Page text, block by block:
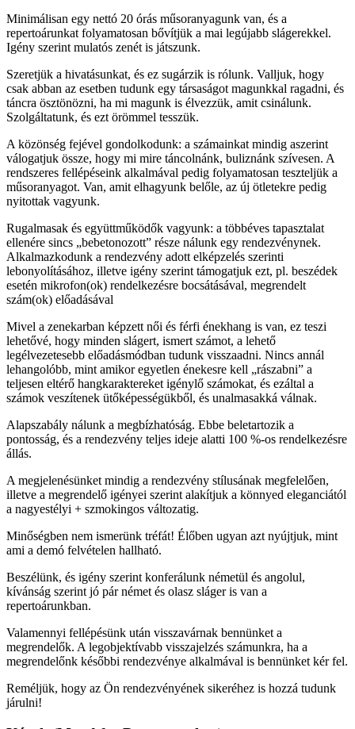
Minimálisan egy nettó 20 órás műsoranyagunk van, és a
repertoárunkat folyamatosan bővítjük a mai legújabb slágerekkel.
Igény szerint mulatós zenét is játszunk.
Szeretjük a hivatásunkat, és ez sugárzik is rólunk. Valljuk, hogy
csak abban az esetben tudunk egy társaságot magunkkal ragadni, és
táncra ösztönözni, ha mi magunk is élvezzük, amit csinálunk.
Szolgáltatunk, és ezt örömmel tesszük.
A közönség fejével gondolkodunk: a számainkat mindig aszerint
válogatjuk össze, hogy mi mire táncolnánk, buliznánk szívesen. A
rendszeres fellépéseink alkalmával pedig folyamatosan teszteljük a
műsoranyagot. Van, amit elhagyunk belőle, az új ötletekre pedig
nyitottak vagyunk.
Rugalmasak és együttműködők vagyunk: a többéves tapasztalat
ellenére sincs „bebetonozott” része nálunk egy rendezvénynek.
Alkalmazkodunk a rendezvény adott elképzelés szerinti
lebonyolításához, illetve igény szerint támogatjuk ezt, pl. beszédek
esetén mikrofon(ok) rendelkezésre bocsátásával, megrendelt
szám(ok) előadásával
Mivel a zenekarban képzett női és férfi énekhang is van, ez teszi
lehetővé, hogy minden slágert, ismert számot, a lehető
legélvezetesebb előadásmódban tudunk visszaadni. Nincs annál
lehangolóbb, mint amikor egyetlen énekesre kell „rászabni” a
teljesen eltérő hangkaraktereket igénylő számokat, és ezáltal a
számok veszítenek ütőképességükből, és unalmasakká válnak.
Alapszabály nálunk a megbízhatóság. Ebbe beletartozik a
pontosság, és a rendezvény teljes ideje alatti 100 %-os rendelkezésre
állás.
A megjelenésünket mindig a rendezvény stílusának megfelelően,
illetve a megrendelő igényei szerint alakítjuk a könnyed eleganciától
a nagyestélyi + szmokingos változatig.
Minőségben nem ismerünk tréfát! Élőben ugyan azt nyújtjuk, mint
ami a demó felvételen hallható.
Beszélünk, és igény szerint konferálunk németül és angolul,
kívánság szerint jó pár német és olasz sláger is van a
repertoárunkban.
Valamennyi fellépésünk után visszavárnak bennünket a
megrendelők. A legobjektívabb visszajelzés számunkra, ha a
megrendelőnk későbbi rendezvénye alkalmával is bennünket kér fel.
Reméljük, hogy az Ön rendezvényének sikeréhez is hozzá tudunk
járulni!